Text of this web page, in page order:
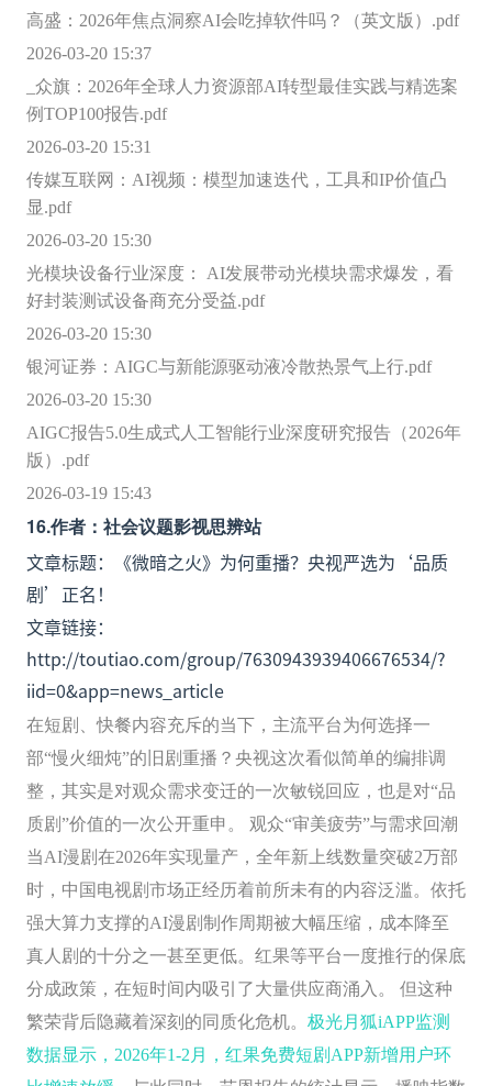
高盛：2026年焦点洞察AI会吃掉软件吗？（英文版）.pdf
2026-03-20 15:37
_众旗：2026年全球人力资源部AI转型最佳实践与精选案
例TOP100报告.pdf
2026-03-20 15:31
传媒互联网：AI视频：模型加速迭代，工具和IP价值凸
显.pdf
2026-03-20 15:30
光模块设备行业深度： AI发展带动光模块需求爆发，看
好封装测试设备商充分受益.pdf
2026-03-20 15:30
银河证券：AIGC与新能源驱动液冷散热景气上行.pdf
2026-03-20 15:30
AIGC报告5.0生成式人工智能行业深度研究报告（2026年
版）.pdf
2026-03-19 15:43
16.作者：社会议题影视思辨站
文章标题：《微暗之火》为何重播？央视严选为‘品质
剧’正名！
文章链接：
http://toutiao.com/group/7630943939406676534/?
iid=0&app=news_article
在短剧、快餐内容充斥的当下，主流平台为何选择一
部“慢火细炖”的旧剧重播？央视这次看似简单的编排调
整，其实是对观众需求变迁的一次敏锐回应，也是对“品
质剧”价值的一次公开重申。 观众“审美疲劳”与需求回潮
当AI漫剧在2026年实现量产，全年新上线数量突破2万部
时，中国电视剧市场正经历着前所未有的内容泛滥。依托
强大算力支撑的AI漫剧制作周期被大幅压缩，成本降至
真人剧的十分之一甚至更低。红果等平台一度推行的保底
分成政策，在短时间内吸引了大量供应商涌入。 但这种
繁荣背后隐藏着深刻的同质化危机。 极光月狐iAPP监测
数据显示，2026年1-2月，红果免费短剧APP新增用户环